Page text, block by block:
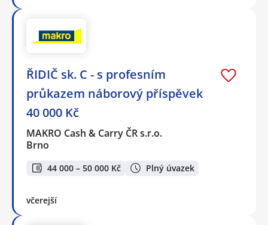
ŘIDIČ sk. C - s profesním
průkazem náborový příspěvek
40 000 Kč
MAKRO Cash & Carry ČR s.r.o.
Brno
44 000 – 50 000 Kč Plný úvazek
včerejší